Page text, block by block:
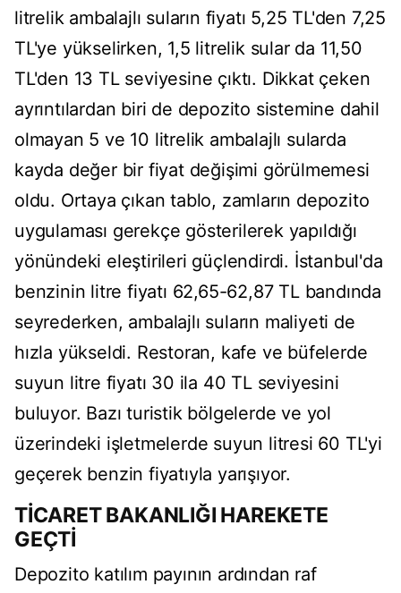
litrelik ambalajlı suların fiyatı 5,25 TL'den 7,25
TL'ye yükselirken, 1,5 litrelik sular da 11,50
TL'den 13 TL seviyesine çıktı. Dikkat çeken
ayrıntılardan biri de depozito sistemine dahil
olmayan 5 ve 10 litrelik ambalajlı sularda
kayda değer bir fiyat değişimi görülmemesi
oldu. Ortaya çıkan tablo, zamların depozito
uygulaması gerekçe gösterilerek yapıldığı
yönündeki eleştirileri güçlendirdi. İstanbul'da
benzinin litre fiyatı 62,65-62,87 TL bandında
seyrederken, ambalajlı suların maliyeti de
hızla yükseldi. Restoran, kafe ve büfelerde
suyun litre fiyatı 30 ila 40 TL seviyesini
buluyor. Bazı turistik bölgelerde ve yol
üzerindeki işletmelerde suyun litresi 60 TL'yi
geçerek benzin fiyatıyla yarışıyor.
TİCARET BAKANLIĞI HAREKETE
GEÇTİ
Depozito katılım payının ardından raf